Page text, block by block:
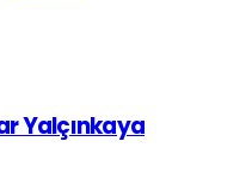
Yalçınkaya